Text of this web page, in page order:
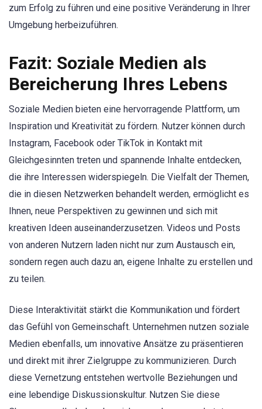
zum Erfolg zu führen und eine positive Veränderung in Ihrer
Umgebung herbeizuführen.
Fazit: Soziale Medien als
Bereicherung Ihres Lebens
Soziale Medien bieten eine hervorragende Plattform, um
Inspiration und Kreativität zu fördern. Nutzer können durch
Instagram, Facebook oder TikTok in Kontakt mit
Gleichgesinnten treten und spannende Inhalte entdecken,
die ihre Interessen widerspiegeln. Die Vielfalt der Themen,
die in diesen Netzwerken behandelt werden, ermöglicht es
Ihnen, neue Perspektiven zu gewinnen und sich mit
kreativen Ideen auseinanderzusetzen. Videos und Posts
von anderen Nutzern laden nicht nur zum Austausch ein,
sondern regen auch dazu an, eigene Inhalte zu erstellen und
zu teilen.
Diese Interaktivität stärkt die Kommunikation und fördert
das Gefühl von Gemeinschaft. Unternehmen nutzen soziale
Medien ebenfalls, um innovative Ansätze zu präsentieren
und direkt mit ihrer Zielgruppe zu kommunizieren. Durch
diese Vernetzung entstehen wertvolle Beziehungen und
eine lebendige Diskussionskultur. Nutzen Sie diese